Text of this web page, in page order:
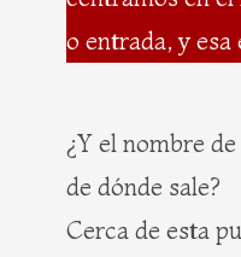
o entrada, y esa
¿Y el nombre
de dónde sale?
Cerca de esta